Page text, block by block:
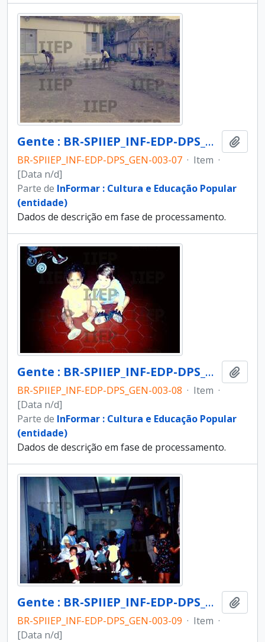
Gente : BR-SPIIEP_INF-EDP-DPS_GEN-003-07 [diapositivo]
BR-SPIIEP_INF-EDP-DPS_GEN-003-07 · Item ·
[Data n/d]
Parte de InFormar : Cultura e Educação Popular
(entidade)
Dados de descrição em fase de processamento.
Gente : BR-SPIIEP_INF-EDP-DPS_GEN-003-08 [diapositivo]
BR-SPIIEP_INF-EDP-DPS_GEN-003-08 · Item ·
[Data n/d]
Parte de InFormar : Cultura e Educação Popular
(entidade)
Dados de descrição em fase de processamento.
Gente : BR-SPIIEP_INF-EDP-DPS_GEN-003-09 [diapositivo]
BR-SPIIEP_INF-EDP-DPS_GEN-003-09 · Item ·
[Data n/d]